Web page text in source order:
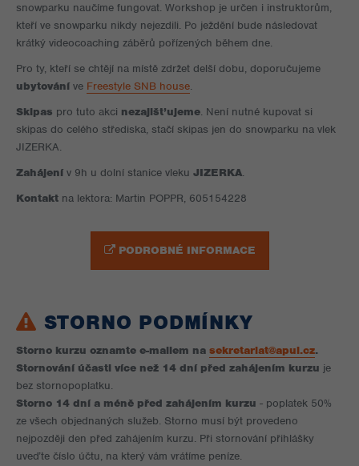
snowparku naučíme fungovat. Workshop je určen i instruktorům,
kteří ve snowparku nikdy nejezdili. Po ježdění bude následovat
krátký videocoaching záběrů pořízených během dne.
Pro ty, kteří se chtějí na místě zdržet delší dobu, doporučujeme
ubytování ve Freestyle SNB house.
Skipas pro tuto akci nezajišťujeme. Není nutné kupovat si
skipas do celého střediska, stačí skipas jen do snowparku na vlek
JIZERKA.
Zahájení v 9h u dolní stanice vleku JIZERKA.
Kontakt na lektora: Martin POPPR, 605154228
PODROBNÉ INFORMACE
STORNO PODMÍNKY
Storno kurzu oznamte e-mailem na sekretariat@apul.cz.
Stornování účasti více než 14 dní před zahájením kurzu je
bez stornopoplatku.
Storno 14 dní a méně před zahájením kurzu - poplatek 50%
ze všech objednaných služeb. Storno musí být provedeno
nejpozději den před zahájením kurzu. Při stornování přihlášky
uveďte číslo účtu, na který vám vrátíme peníze.